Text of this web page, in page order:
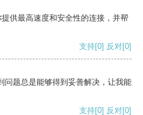
供最高速度和安全性的连接，并帮
支持[0] 反对[0]
问题总是能够得到妥善解决，让我能
支持[0] 反对[0]